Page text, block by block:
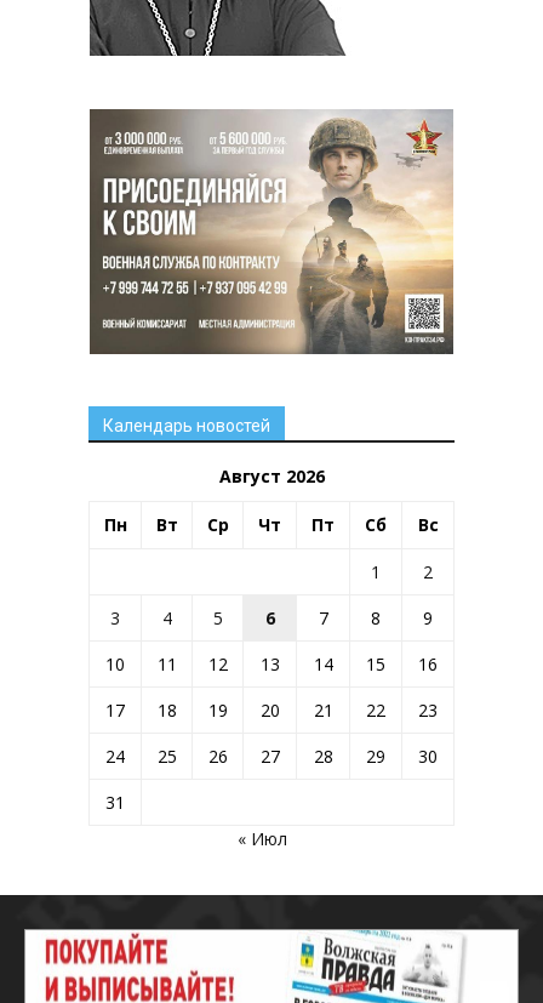
Календарь новостей
Август 2026
Пн Вт Ср Чт Пт Сб Вс
1
2
3
4 5 6 7 8
9
10
11 12 13 14 15
16
17
18 19 20 21 22
23
24
25 26 27 28 29
30
31
« Июл